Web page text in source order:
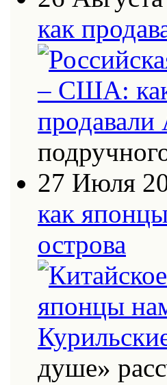
как
27 Июля
как
острова
душе»